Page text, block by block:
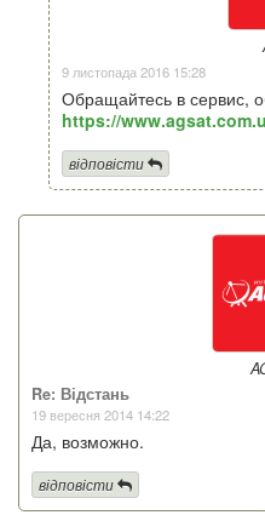
9 листопада 2016 15:28
Обращайтесь в сервис,
https://
відповісти
Re: Відстань
19 вересня 2014 14:22
Да, возможно.
відповісти